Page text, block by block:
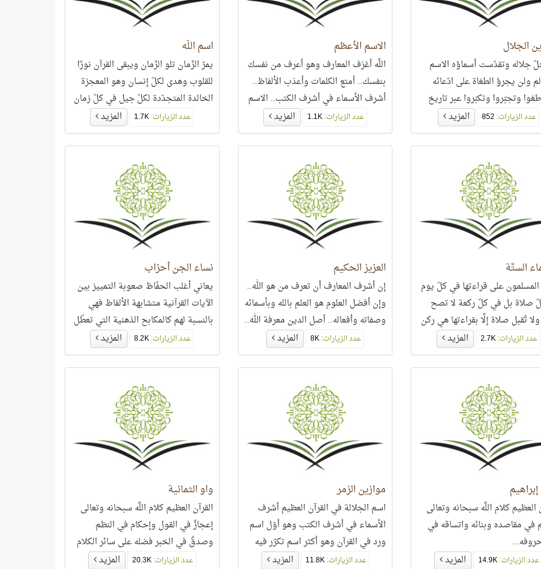
الجلال
جلاله وتقدّست أسماؤه الاسم
ولن يجرؤ الطغاة على ادّعائه
وتجبّروا وتكبّروا عبر تاريخ
الاسم الَّذي يهابه الجبابرة ولا
فيه..
عدد الزيارات: المزيد
الاسم الأعظم
اللَّه أعْرَف المعارف وهو أعرف من نفسك
بنفسك.. أمتع الكلمات وأعذب الألفاظ..
أشرف الأسماء في أشرف الكتب.. الاسم
الجامع لمعاني الألوهيّة كلّها..
عدد الزيارات: المزيد
اسم اللَّه
يمرّ الزّمان تلو الزّمان ويبقى القرآن نورًا
للقلوب وهدى لكلّ إنسان وهو المعجزة
الخالدة المتجدّدة لكلّ جيل في كلّ زمان
وفي عصرنا هذا؛ العصر الرَّقمي، يتجدّد
إعجاز القرآن..
عدد الزيارات: المزيد
الستَّة
المسلمون على قراءتها في كلّ يوم
صلاة بل في كلّ ركعة لا تصح
تُقبل صلاة إلَّا بقراءتها هي ركن
من أركان الصَّلاة..
عدد الزيارات:2.7K المزيد
العزيز الحكيم
إن أشرف المعارف أن تعرف من هو الله..
وإن أفضل العلوم هو العلم بالله وبأسمائه
وصفاته وأفعاله.. أصل الدين معرفة الله..
فقبل أن تعرف كيف تعبده، عليك أن
تعرفه..
عدد الزيارات: المزيد
نساء الجن أحزاب
يعاني أغلب الحفّاظ صعوبة التمييز بين
الآيات القرآنية متشابهة الألفاظ فهي
بالنسبة لهم كالمكابح الذهنية التي تعطّل
انسيابية سردهم للقرآن الكريم..
عدد الزيارات: المزيد
العظيم كلام اللَّه سبحانه وتعالى
مقاصده وبنائه واتساقه في
عدد الزيارات: المزيد
موازين الزمر
اسم الجلالة في القرآن العظيم أشرف
الأسماء في أشرف الكتب وهو أوّل اسم
ورد في القرآن وهو أكثر اسم تكرّر فيه
بل هو أكثر كلمة تكرّرت فيه..
عدد الزيارات:11.8K المزيد
واو الثمانية
القرآن العظيم كلام اللَّه سبحانه وتعالى
إعجازٌ في القول وإحكام في النظم
وصدقٌ في الخبر فضله على سائر الكلام
كفضل اللَّه عزّ وجلّ على خلقه..
عدد الزيارات:20.3K المزيد